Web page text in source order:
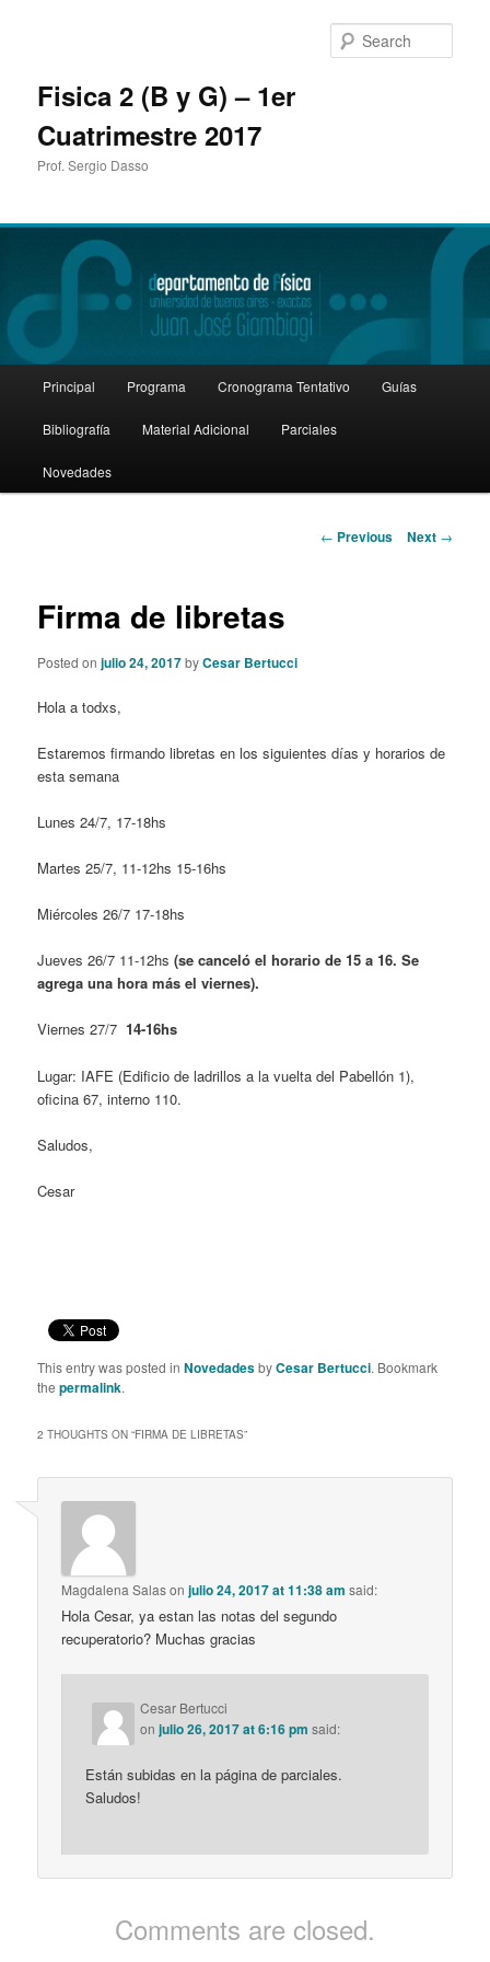
Fisica 2 (B y G) – 1er
Cuatrimestre 2017
Prof. Sergio Dasso
Skip
to
primary
Principal Programa Cronograma Tentativo Guías
Bibliografía Material Adicional Parciales
Novedades
Post
← Previous Next →
Firma de libretas
Posted onjulio 24, 2017byCesar Bertucci
Hola a todxs,
Estaremos firmando libretas en los siguientes días y horarios de
esta semana
Lunes 24/7, 17-18hs
Martes 25/7, 11-12hs 15-16hs
Miércoles 26/7 17-18hs
Jueves 26/7 11-12hs (se canceló el horario de 15 a 16. Se
agrega una hora más el viernes).
Viernes 27/7 14-16hs
Lugar: IAFE (Edificio de ladrillos a la vuelta del Pabellón 1),
oficina 67, interno 110.
Saludos,
Cesar
This entry was posted inNovedadesbyCesar Bertucci. Bookmark
thepermalink.
2 THOUGHTS ON “FIRMA DE LIBRETAS”
Magdalena Salasonjulio 24, 2017 at 11:38 am said:
Hola Cesar, ya estan las notas del segundo
recuperatorio? Muchas gracias
Cesar Bertucci
onjulio 26, 2017 at 6:16 pm said:
Están subidas en la página de parciales.
Saludos!
Comments are closed.